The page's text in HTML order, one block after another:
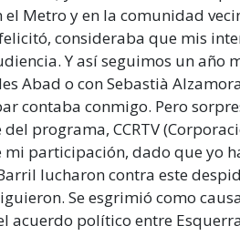
el Metro y en la comunidad
consideraba que mis
Y así seguimos un año
Abad o con Sebastià
contaba conmigo. Pero
programa, CCRTV
participación, dado que yo
lucharon contra este
Se esgrimió como
acuerdo político entre